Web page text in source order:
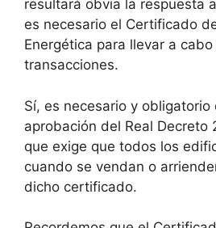
resultará obvia la respuesta
es necesario el Certificado
Energética para llevar a
transacciones.
Sí, es necesario y obligatorio
aprobación del Real Decreto
que exige que todos los
cuando se vendan o
dicho certificado.